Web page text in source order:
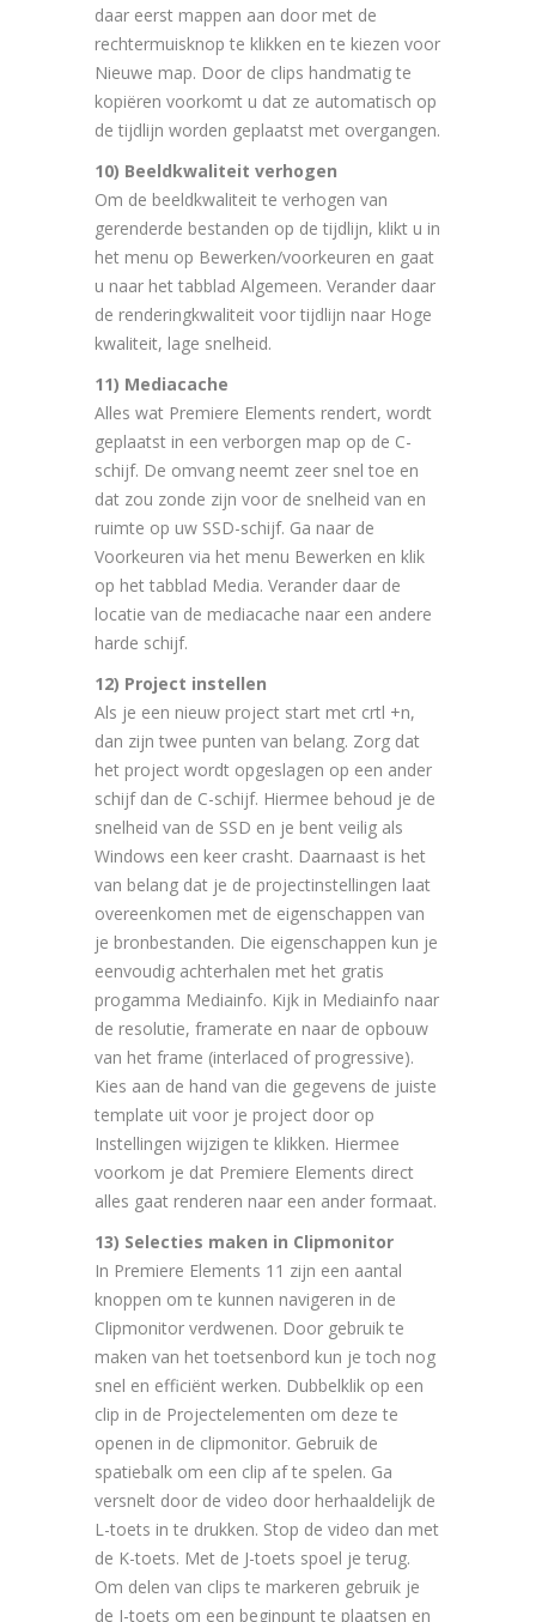
daar eerst mappen aan door met de
rechtermuisknop te klikken en te kiezen voor
Nieuwe map. Door de clips handmatig te
kopiëren voorkomt u dat ze automatisch op
de tijdlijn worden geplaatst met overgangen.
10) Beeldkwaliteit verhogen
Om de beeldkwaliteit te verhogen van
gerenderde bestanden op de tijdlijn, klikt u in
het menu op Bewerken/voorkeuren en gaat
u naar het tabblad Algemeen. Verander daar
de renderingkwaliteit voor tijdlijn naar Hoge
kwaliteit, lage snelheid.
11) Mediacache
Alles wat Premiere Elements rendert, wordt
geplaatst in een verborgen map op de C-
schijf. De omvang neemt zeer snel toe en
dat zou zonde zijn voor de snelheid van en
ruimte op uw SSD-schijf. Ga naar de
Voorkeuren via het menu Bewerken en klik
op het tabblad Media. Verander daar de
locatie van de mediacache naar een andere
harde schijf.
12) Project instellen
Als je een nieuw project start met crtl +n,
dan zijn twee punten van belang. Zorg dat
het project wordt opgeslagen op een ander
schijf dan de C-schijf. Hiermee behoud je de
snelheid van de SSD en je bent veilig als
Windows een keer crasht. Daarnaast is het
van belang dat je de projectinstellingen laat
overeenkomen met de eigenschappen van
je bronbestanden. Die eigenschappen kun je
eenvoudig achterhalen met het gratis
progamma Mediainfo. Kijk in Mediainfo naar
de resolutie, framerate en naar de opbouw
van het frame (interlaced of progressive).
Kies aan de hand van die gegevens de juiste
template uit voor je project door op
Instellingen wijzigen te klikken. Hiermee
voorkom je dat Premiere Elements direct
alles gaat renderen naar een ander formaat.
13) Selecties maken in Clipmonitor
In Premiere Elements 11 zijn een aantal
knoppen om te kunnen navigeren in de
Clipmonitor verdwenen. Door gebruik te
maken van het toetsenbord kun je toch nog
snel en efficiënt werken. Dubbelklik op een
clip in de Projectelementen om deze te
openen in de clipmonitor. Gebruik de
spatiebalk om een clip af te spelen. Ga
versnelt door de video door herhaaldelijk de
L-toets in te drukken. Stop de video dan met
de K-toets. Met de J-toets spoel je terug.
Om delen van clips te markeren gebruik je
de I-toets om een beginpunt te plaatsen en